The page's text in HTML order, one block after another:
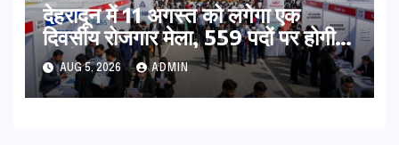
​देहरादून में 11 अगस्त को लगेगा एक
दिवसीय रोजगार मेला, 559 पदों पर होगी
भर्तीAUG 5, 2026 ADMIN